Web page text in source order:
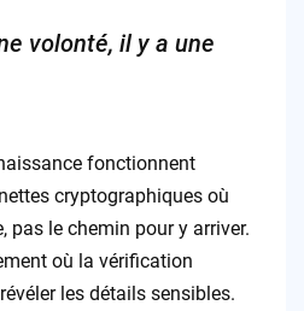
volonté, il y a une
fonctionnent
cryptographiques où
pas le chemin pour y arriver.
où la vérification
les détails sensibles.